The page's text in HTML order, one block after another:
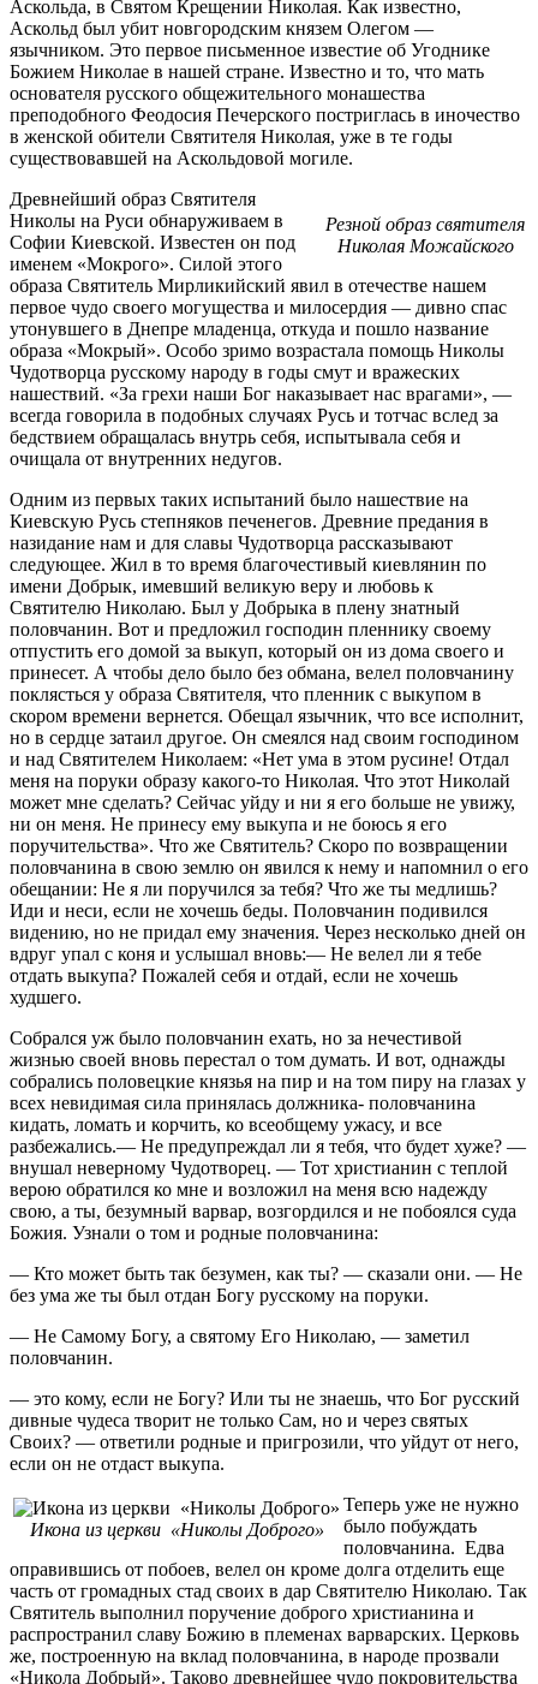
Аскольда, в Святом Крещении Николая. Как известно,
Аскольд был убит новгородским князем Олегом —
язычником. Это первое письменное известие об Угоднике
Божием Николае в нашей стране. Известно и то, что мать
основателя русского общежительного монашества
преподобного Феодосия Печерского постриглась в иночество
в женской обители Святителя Николая, уже в те годы
существовавшей на Аскольдовой могиле.
Резной образ святителя
Николая Можайского
Древнейший образ Святителя
Николы на Руси обнаруживаем в
Софии Киевской. Известен он под
именем «Мокрого». Силой этого
образа Святитель Мирликийский явил в отечестве нашем
первое чудо своего могущества и милосердия — дивно спас
утонувшего в Днепре младенца, откуда и пошло название
образа «Мокрый». Особо зримо возрастала помощь Николы
Чудотворца русскому народу в годы смут и вражеских
нашествий. «За грехи наши Бог наказывает нас врагами», —
всегда говорила в подобных случаях Русь и тотчас вслед за
бедствием обращалась внутрь себя, испытывала себя и
очищала от внутренних недугов.
Одним из первых таких испытаний было нашествие на
Киевскую Русь степняков печенегов. Древние предания в
назидание нам и для славы Чудотворца рассказывают
следующее. Жил в то время благочестивый киевлянин по
имени Добрык, имевший великую веру и любовь к
Святителю Николаю. Был у Добрыка в плену знатный
половчанин. Вот и предложил господин пленнику своему
отпустить его домой за выкуп, который он из дома своего и
принесет. А чтобы дело было без обмана, велел половчанину
поклясться у образа Святителя, что пленник с выкупом в
скором времени вернется. Обещал язычник, что все исполнит,
но в сердце затаил другое. Он смеялся над своим господином
и над Святителем Николаем: «Нет ума в этом русине! Отдал
меня на поруки образу какого-то Николая. Что этот Николай
может мне сделать? Сейчас уйду и ни я его больше не увижу,
ни он меня. Не принесу ему выкупа и не боюсь я его
поручительства». Что же Святитель? Скоро по возвращении
половчанина в свою землю он явился к нему и напомнил о его
обещании: Не я ли поручился за тебя? Что же ты медлишь?
Иди и неси, если не хочешь беды. Половчанин подивился
видению, но не придал ему значения. Через несколько дней он
вдруг упал с коня и услышал вновь:— Не велел ли я тебе
отдать выкупа? Пожалей себя и отдай, если не хочешь
худшего.
Собрался уж было половчанин ехать, но за нечестивой
жизнью своей вновь перестал о том думать. И вот, однажды
собрались половецкие князья на пир и на том пиру на глазах у
всех невидимая сила принялась должника- половчанина
кидать, ломать и корчить, ко всеобщему ужасу, и все
разбежались.— Не предупреждал ли я тебя, что будет хуже? —
внушал неверному Чудотворец. — Тот христианин с теплой
верою обратился ко мне и возложил на меня всю надежду
свою, а ты, безумный варвар, возгордился и не побоялся суда
Божия. Узнали о том и родные половчанина:
— Кто может быть так безумен, как ты? — сказали они. — Не
без ума же ты был отдан Богу русскому на поруки.
— Не Самому Богу, а святому Его Николаю, — заметил
половчанин.
— это кому, если не Богу? Или ты не знаешь, что Бог русский
дивные чудеса творит не только Сам, но и через святых
Своих? — ответили родные и пригрозили, что уйдут от него,
если он не отдаст выкупа.
Икона из церкви «Николы Доброго»
Теперь уже не нужно
было побуждать
половчанина. Едва
оправившись от побоев, велел он кроме долга отделить еще
часть от громад­ных стад своих в дар Святителю Николаю. Так
Святитель выполнил поручение доброго христианина и
распространил славу Божию в племенах варварских. Церковь
же, построенную на вклад половчанина, в народе прозвали
«Никола Добрый». Таково древнейшее чудо покровительства